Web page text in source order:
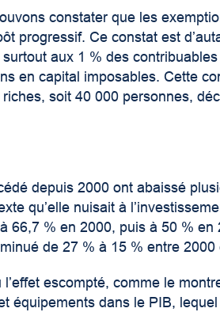
constater que les
progressif. Ce constat est
aux 1 % des
en capital imposables. Cette
soit 40 000 personnes,
depuis 2000 ont abaissé
qu’elle nuisait à
66,7 % en 2000, puis à 50 % en
de 27 % à 15 % entre 2000
l’effet escompté, comme le
équipements dans le PIB,